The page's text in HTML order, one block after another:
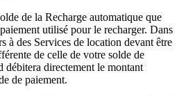
de la Recharge automatique que
utilisé pour le recharger. Dans
à des Services de location devant être
de celle de votre solde de
débitera directement le montant
de paiement.